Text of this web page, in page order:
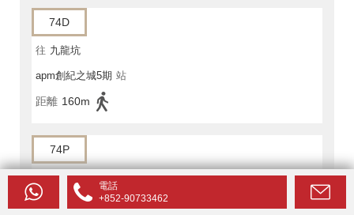
74D
往 九龍坑
apm創紀之城5期 站
距離 160m
74P
往 大埔中心總站
apm創紀之城5期 站
電話
+852-90733462